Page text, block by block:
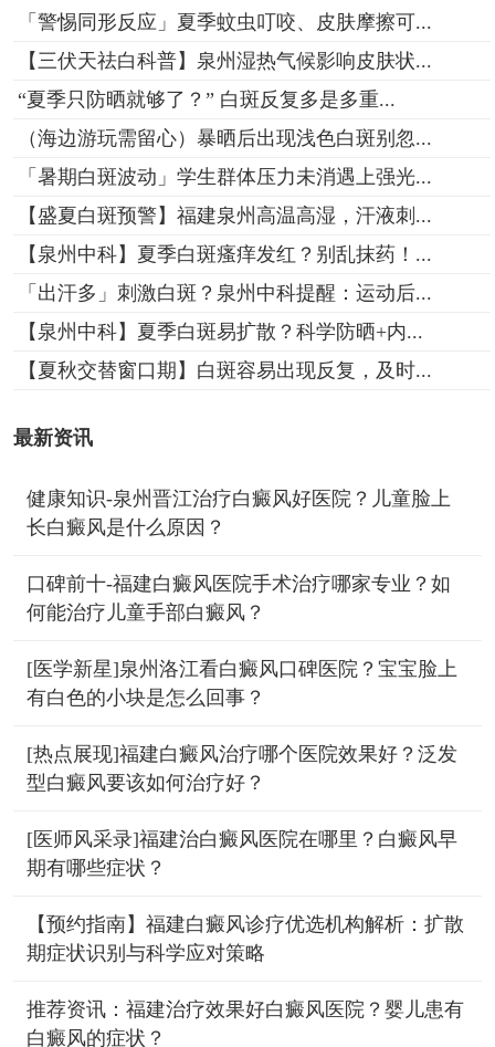
「警惕同形反应」夏季蚊虫叮咬、皮肤摩擦可...
【三伏天祛白科普】泉州湿热气候影响皮肤状...
“夏季只防晒就够了？” 白斑反复多是多重...
（海边游玩需留心）暴晒后出现浅色白斑别忽...
「暑期白斑波动」学生群体压力未消遇上强光...
【盛夏白斑预警】福建泉州高温高湿，汗液刺...
【泉州中科】夏季白斑瘙痒发红？别乱抹药！...
「出汗多」刺激白斑？泉州中科提醒：运动后...
【泉州中科】夏季白斑易扩散？科学防晒+内...
【夏秋交替窗口期】白斑容易出现反复，及时...
最新资讯
健康知识-泉州晋江治疗白癜风好医院？儿童脸上
长白癜风是什么原因？
口碑前十-福建白癜风医院手术治疗哪家专业？如
何能治疗儿童手部白癜风？
[医学新星]泉州洛江看白癜风口碑医院？宝宝脸上
有白色的小块是怎么回事？
[热点展现]福建白癜风治疗哪个医院效果好？泛发
型白癜风要该如何治疗好？
[医师风采录]福建治白癜风医院在哪里？白癜风早
期有哪些症状？
【预约指南】福建白癜风诊疗优选机构解析：扩散
期症状识别与科学应对策略
推荐资讯：福建治疗效果好白癜风医院？婴儿患有
白癜风的症状？